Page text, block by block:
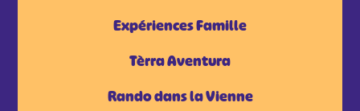
Expériences Famille
Tèrra Aventura
Rando dans la Vienne